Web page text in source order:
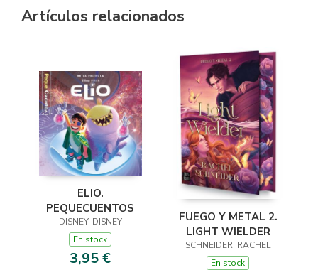
Artículos relacionados
ELIO.
PEQUECUENTOS
DISNEY, DISNEY
En stock
3,95 €
FUEGO Y METAL 2.
LIGHT WIELDER
SCHNEIDER, RACHEL
En stock